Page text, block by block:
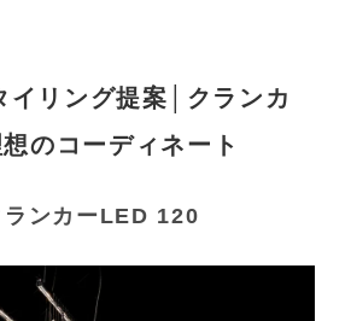
イリング提案│クランカ
のコーディネート
ンカーLED 120